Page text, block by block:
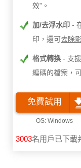
效”。
加/去浮水印
印，還可去除
格式轉換
支
編碼的檔案，
免費試用
3003名用戶已下載